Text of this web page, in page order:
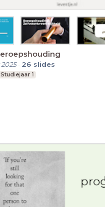
- 26 slides
Studiejaar 1